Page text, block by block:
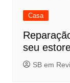
Casa
seu
SB em